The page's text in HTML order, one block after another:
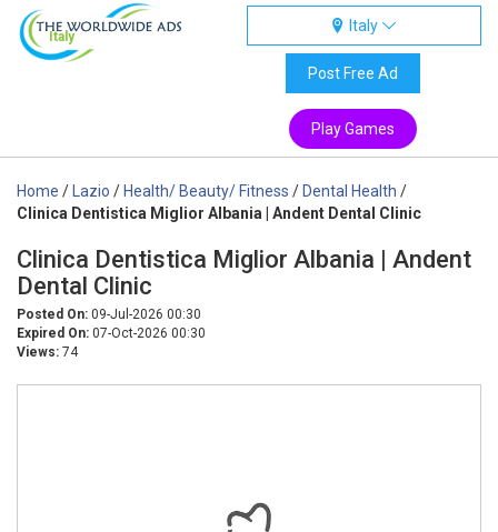
Italy
Italy
Post Free Ad
Play Games
Home / Lazio / Health/ Beauty/ Fitness / Dental Health /
Clinica Dentistica Miglior Albania | Andent Dental Clinic
Clinica Dentistica Miglior Albania | Andent
Dental Clinic
Posted On: 09-Jul-2026 00:30
Expired On: 07-Oct-2026 00:30
Views: 74